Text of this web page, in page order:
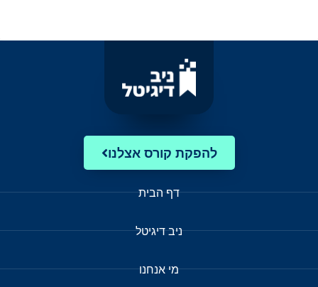
להפקת קורס אצלנו
דף הבית
ניב דיגיטל
מי אנחנו